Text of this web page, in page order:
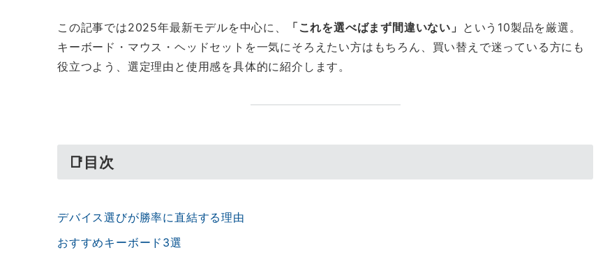
この記事では2025年最新モデルを中心に、 「これを選べばまず間違いない」 という10製品を厳選。
キーボード・マウス・ヘッドセットを一気にそろえたい方はもちろん、買い替えで迷っている方にも
役立つよう、選定理由と使用感を具体的に紹介します。
📑目次
デバイス選びが勝率に直結する理由
おすすめキーボード3選